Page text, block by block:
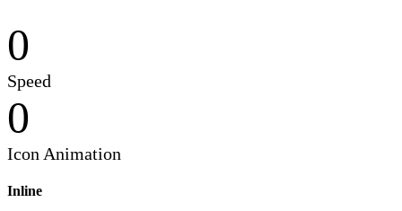
0
Speed
0
Icon Animation
Inline